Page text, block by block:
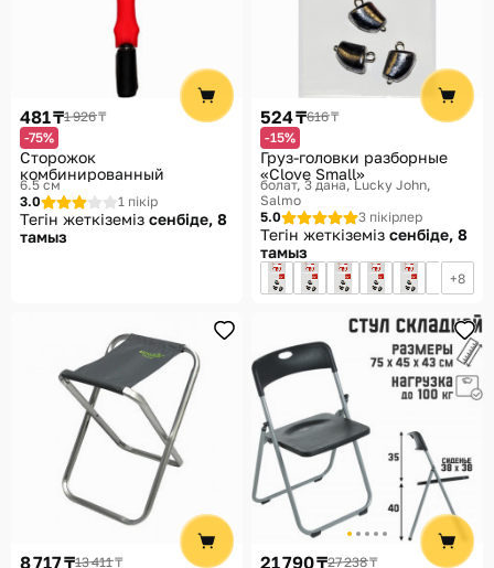
481 ₸1 926 ₸
-75%
Сторожок
комбинированный
6.5 см
3.0
1 пікір
Тегін жеткіземіз сенбіде, 8
тамыз
524 ₸616 ₸
-15%
Груз-головки разборные
«Clove Small»
болат, 3 дана Lucky John,
Salmo
5.0
3 пікірлер
Тегін жеткіземіз сенбіде, 8
тамыз
8
8 717 ₸13 411 ₸ 21 790 ₸27 238 ₸